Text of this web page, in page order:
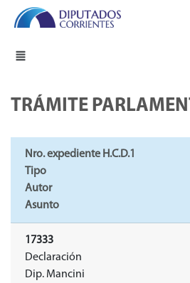
TRÁMITE
Nro. expediente H.C.D.1
Tipo
Autor
Asunto
17333
Declaración
Dip. Mancini